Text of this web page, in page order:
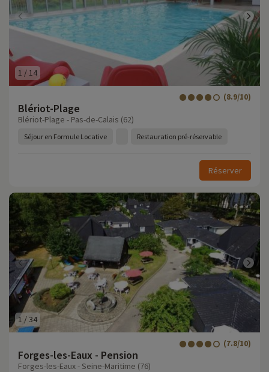
1 /14
Blériot-Plage
(8.9/10)
Blériot-Plage - Pas-de-Calais (62)
Séjour en Formule Locative Restauration pré-réservable
Réserver
1 /34
Forges-les-Eaux - Pension
(7.8/10)
Forges-les-Eaux - Seine-Maritime (76)